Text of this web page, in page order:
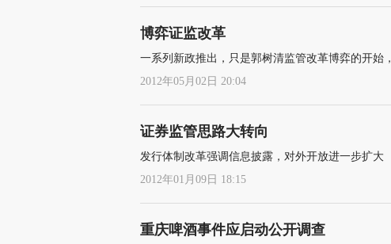
博弈证监改革
一系列新政推出，只是郭树清监管改革博弈的开始
2012年05月02日 20:04
证券监管思路大转向
发行体制改革强调信息披露，对外开放进一步扩大
2012年01月09日 18:15
重庆啤酒事件应启动公开调查